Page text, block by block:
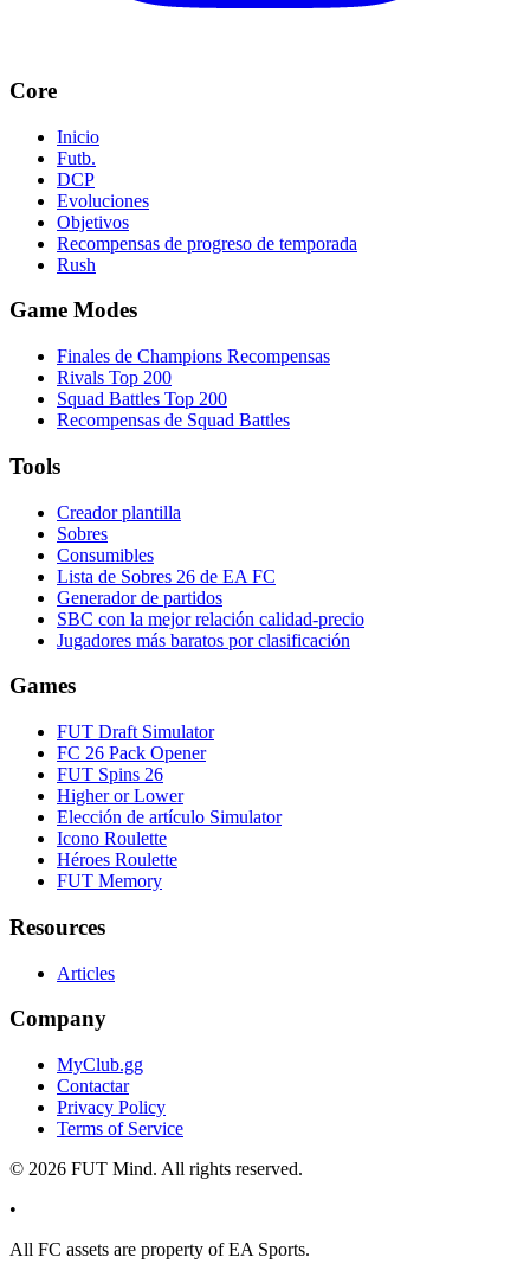
Core
Inicio
Futb.
DCP
Evoluciones
Objetivos
Recompensas de progreso de temporada
Rush
Game Modes
Finales de Champions Recompensas
Rivals Top 200
Squad Battles Top 200
Recompensas de Squad Battles
Tools
Creador plantilla
Sobres
Consumibles
Lista de Sobres 26 de EA FC
Generador de partidos
SBC con la mejor relación calidad-precio
Jugadores más baratos por clasificación
Games
FUT Draft Simulator
FC 26 Pack Opener
FUT Spins 26
Higher or Lower
Elección de artículo Simulator
Icono Roulette
Héroes Roulette
FUT Memory
Resources
Articles
Company
MyClub.gg
Contactar
Privacy Policy
Terms of Service
© 2026 FUT Mind. All rights reserved.
•
All FC assets are property of EA Sports.